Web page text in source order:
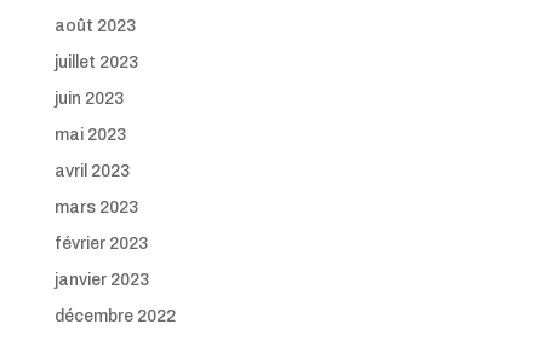
août 2023
juillet 2023
juin 2023
mai 2023
avril 2023
mars 2023
février 2023
janvier 2023
décembre 2022